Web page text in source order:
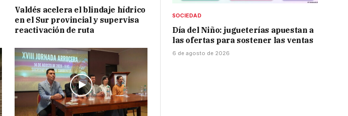
Valdés acelera el blindaje hídrico
en el Sur provincial y supervisa
reactivación de ruta
SOCIEDAD
Día del Niño: jugueterías apuestan a
las ofertas para sostener las ventas
6 de agosto de 2026